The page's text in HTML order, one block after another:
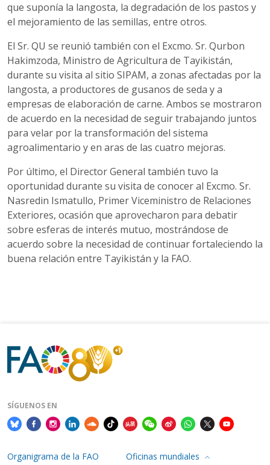
que suponía la langosta, la degradación de los pastos y
el mejoramiento de las semillas, entre otros.
El Sr. QU se reunió también con el Excmo. Sr. Qurbon
Hakimzoda, Ministro de Agricultura de Tayikistán,
durante su visita al sitio SIPAM, a zonas afectadas por la
langosta, a productores de gusanos de seda y a
empresas de elaboración de carne. Ambos se mostraron
de acuerdo en la necesidad de seguir trabajando juntos
para velar por la transformación del sistema
agroalimentario y en aras de las cuatro mejoras.
Por último, el Director General también tuvo la
oportunidad durante su visita de conocer al Excmo. Sr.
Nasredin Ismatullo, Primer Viceministro de Relaciones
Exteriores, ocasión que aprovecharon para debatir
sobre esferas de interés mutuo, mostrándose de
acuerdo sobre la necesidad de continuar fortaleciendo la
buena relación entre Tayikistán y la FAO.
SÍGUENOS EN
Organigrama de la FAO Oficinas mundiales